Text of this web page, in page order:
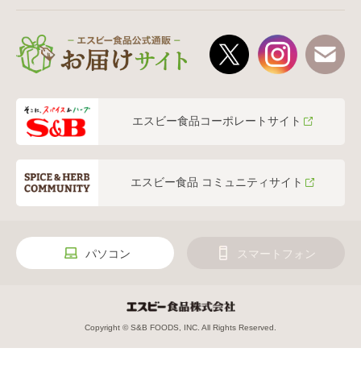
エスビー食品コーポレートサイト
エスビー食品 コミュニティサイト
パソコン スマートフォン
Copyright © S&B FOODS, INC. All Rights Reserved.